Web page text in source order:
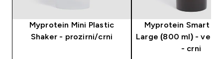
Myprotein Mini Plastic
Shaker - prozirni/crni
Myprotein Smart
Large (800 ml) - veliki
- crni